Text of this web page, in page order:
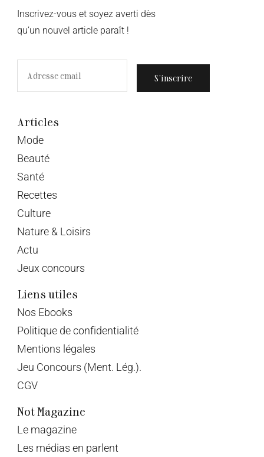
Inscrivez-vous et soyez averti dès
qu’un nouvel article paraît !
S’inscrire
Articles
Mode
Beauté
Santé
Recettes
Culture
Nature & Loisirs
Actu
Jeux concours
Liens utiles
Nos Ebooks
Politique de confidentialité
Mentions légales
Jeu Concours (Ment. Lég.).
CGV
Not Magazine
Le magazine
Les médias en parlent